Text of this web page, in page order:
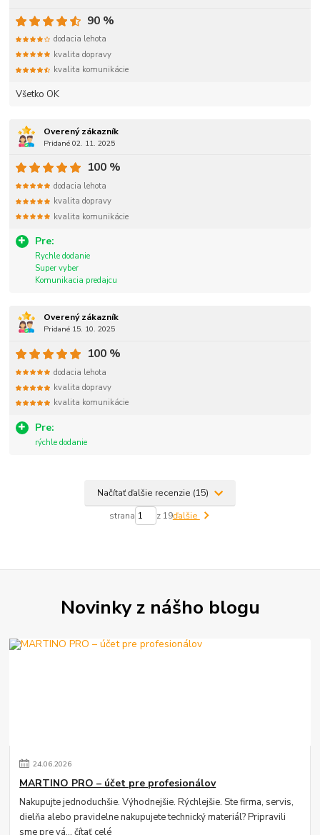
Všetko OK
90 %
dodacia lehota
kvalita dopravy
kvalita komunikácie
Overený zákazník
Pridané 02. 11. 2025
Pre:
Rychle dodanie
Super vyber
Komunikacia predajcu
100 %
dodacia lehota
kvalita dopravy
kvalita komunikácie
Overený zákazník
Pridané 15. 10. 2025
Pre:
rýchle dodanie
100 %
dodacia lehota
kvalita dopravy
kvalita komunikácie
Načítať ďalšie recenzie (15)
strana z 19ďalšie
Novinky z nášho blogu
24.06.2026
MARTINO PRO – účet pre profesionálov
Nakupujte jednoduchšie. Výhodnejšie. Rýchlejšie. Ste firma, servis,
dielňa alebo pravidelne nakupujete technický materiál? Pripravili